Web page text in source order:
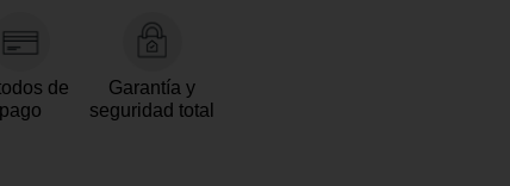
de
pago
Garantía y
seguridad total